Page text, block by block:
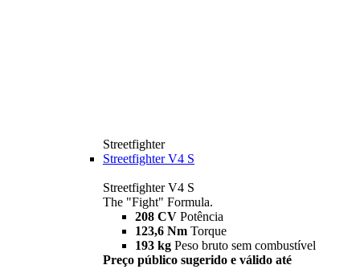
Streetfighter
Streetfighter V4 S
Streetfighter V4 S
The "Fight" Formula.
208 CV Potência
123,6 Nm Torque
193 kg Peso bruto sem combustível
Preço público sugerido e válido até